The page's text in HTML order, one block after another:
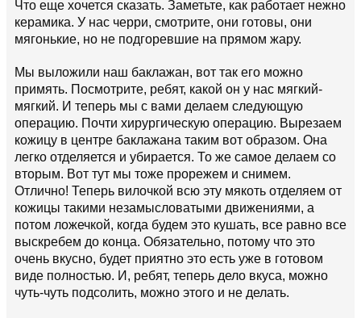
Что еще хочется сказать. Заметьте, как работает нежно
керамика. У нас черри, смотрите, они готовы, они
мягонькие, но не подгоревшие на прямом жару.
Мы выложили наш баклажан, вот так его можно
примять. Посмотрите, ребят, какой он у нас мягкий-
мягкий. И теперь мы с вами делаем следующую
операцию. Почти хирургическую операцию. Вырезаем
кожицу в центре баклажана таким вот образом. Она
легко отделяется и убирается. То же самое делаем со
вторым. Вот тут мы тоже прорежем и снимем.
Отлично! Теперь вилочкой всю эту мякоть отделяем от
кожицы такими незамысловатыми движениями, а
потом ложечкой, когда будем это кушать, все равно все
выскребем до конца. Обязательно, потому что это
очень вкусно, будет приятно это есть уже в готовом
виде полностью. И, ребят, теперь дело вкуса, можно
чуть-чуть подсолить, можно этого и не делать.